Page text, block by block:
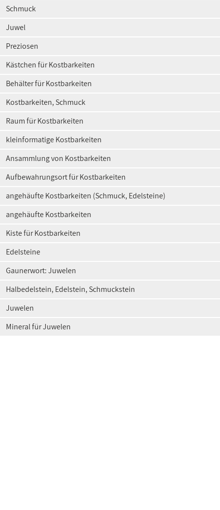
Schmuck
Juwel
Preziosen
Kästchen für Kostbarkeiten
Behälter für Kostbarkeiten
Kostbarkeiten, Schmuck
Raum für Kostbarkeiten
kleinformatige Kostbarkeiten
Ansammlung von Kostbarkeiten
Aufbewahrungsort für Kostbarkeiten
angehäufte Kostbarkeiten (Schmuck, Edelsteine)
angehäufte Kostbarkeiten
Kiste für Kostbarkeiten
Edelsteine
Gaunerwort: Juwelen
Halbedelstein, Edelstein, Schmuckstein
Juwelen
Mineral für Juwelen